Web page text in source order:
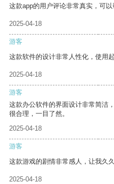
这款app的用户评论非常真实，可以
2025-04-18
游客
这款软件的设计非常人性化，使用
2025-04-18
游客
这款办公软件的界面设计非常简洁
很合理，一目了然。
2025-04-18
游客
这款游戏的剧情非常感人，让我久久
2025-04-18